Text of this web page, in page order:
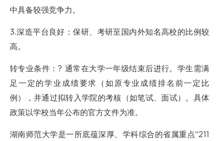
中具备较强竞争力。
3.深造平台良好：保研、考研至国内外知名高校的比例较
高。
转专业条件：? 通常在大学一年级结束后进行。学生需满
足一定的学业成绩要求（如原专业成绩排名前一定比
例），并通过拟转入学院的考核（如笔试、面试）。具体
政策以学校当年公布的官方文件为准。
湖南师范大学是一所底蕴深厚、学科综合的省属重点“211